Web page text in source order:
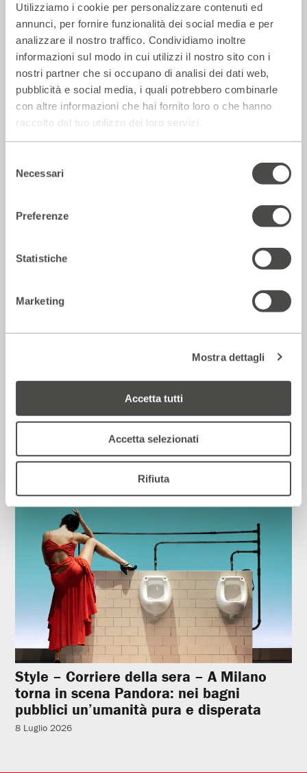
Utilizziamo i cookie per personalizzare contenuti ed
annunci, per fornire funzionalità dei social media e per
analizzare il nostro traffico. Condividiamo inoltre
informazioni sul modo in cui utilizzi il nostro sito con i
nostri partner che si occupano di analisi dei dati web,
pubblicità e social media, i quali potrebbero combinarle
con altre informazioni che hai fornito loro o che hanno
raccolto dal tuo utilizzo dei loro servizi.
delNecessari
Preferenze
Statistiche
Marketing
Mostra dettagli
Accetta tutti
Accetta selezionati
Rifiuta
La Repubblica – In scena gli eroi di
14 Luglio 2026
Corriere della sera – Io, tra Ferragni e
Frassica
Rassegna Stampa
Style – Corriere della sera – A Milano
torna in scena Pandora: nei bagni
pubblici un’umanità pura e disperata
8 Luglio 2026